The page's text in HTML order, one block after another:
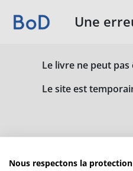
Une
Le livre ne peut
Le site est
Nous respectons la